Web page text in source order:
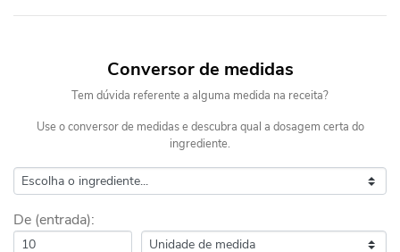
Conversor de medidas
Tem dúvida referente a alguma medida na receita?
Use o conversor de medidas e descubra qual a dosagem certa do
ingrediente.
De (entrada):